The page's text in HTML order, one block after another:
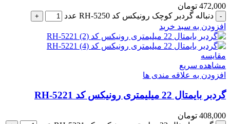
472,000 تومان
دنباله گردبر کوچک رونیکس کد RH-5250 عدد
افزودن به سبد خرید
مقایسه
مشاهده سریع
افزودن به علاقه مندی ها
گردبر بایمتال 22 میلیمتری رونیکس کد RH-5221
408,000 تومان